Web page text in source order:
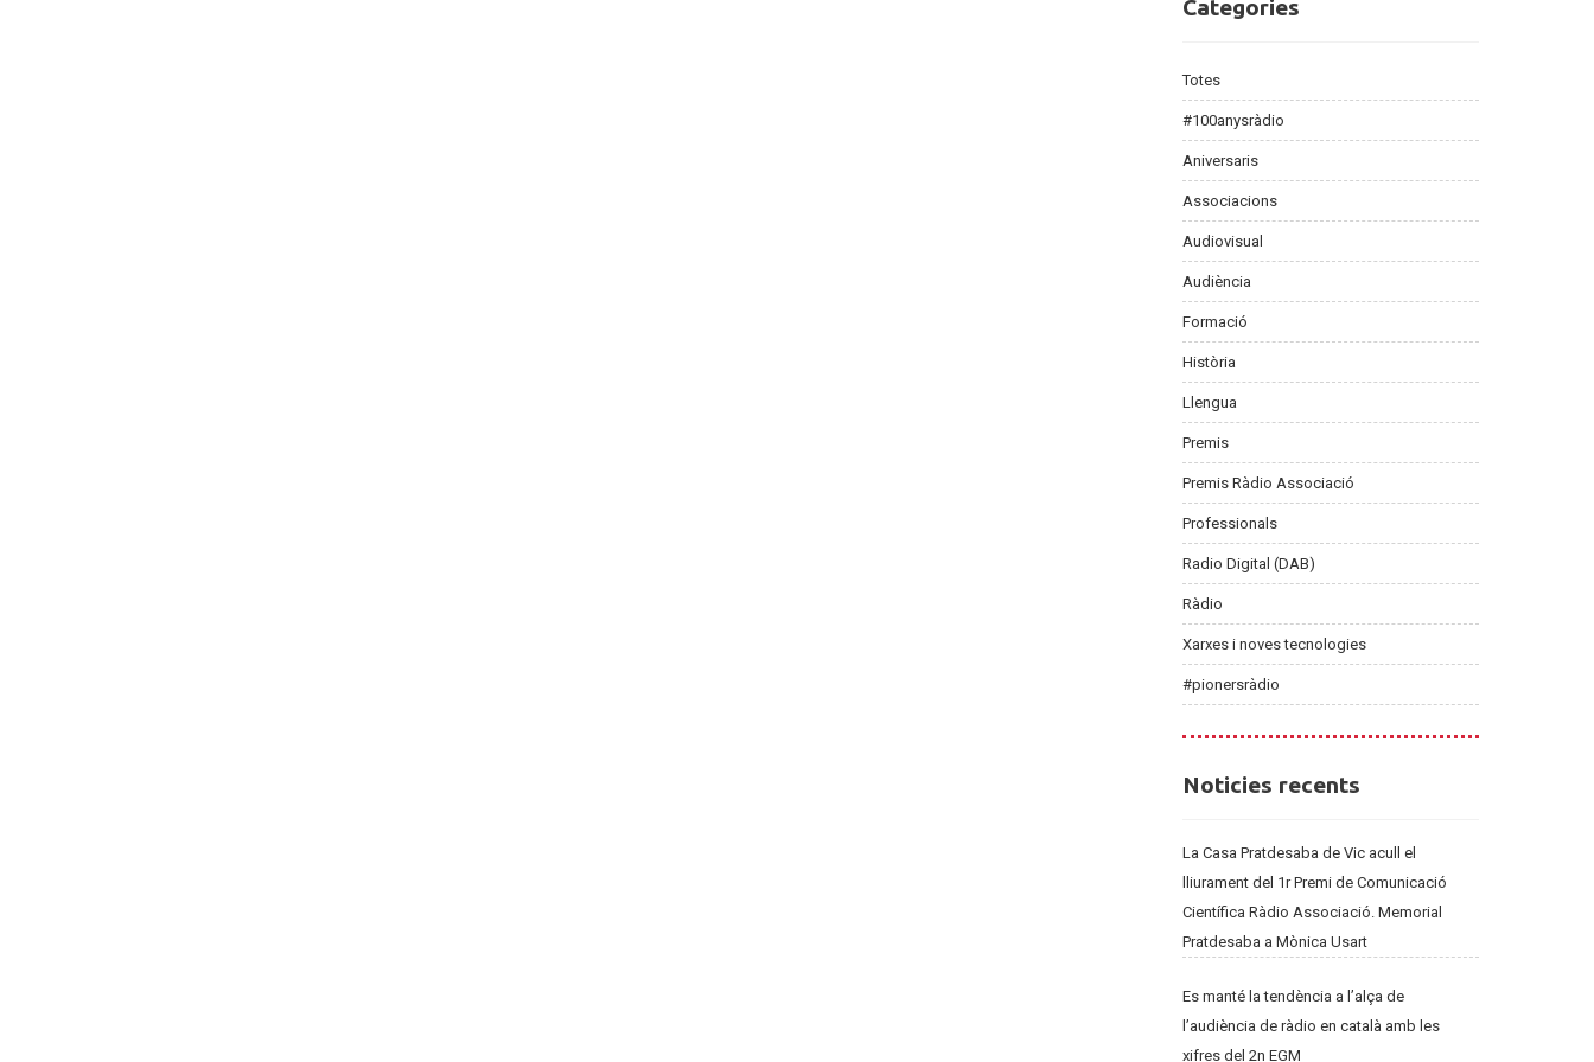
Categories
Totes
#100anysràdio
Aniversaris
Associacions
Audiovisual
Audiència
Formació
Història
Llengua
Premis
Premis Ràdio Associació
Professionals
Radio Digital (DAB)
Ràdio
Xarxes i noves tecnologies
#pionersràdio
Noticies
Noticies recents
La Casa Pratdesaba de Vic acull el
lliurament del 1r Premi de Comunicació
Científica Ràdio Associació. Memorial
Pratdesaba a Mònica Usart
Es manté la tendència a l’alça de
l’audiència de ràdio en català amb les
xifres del 2n EGM